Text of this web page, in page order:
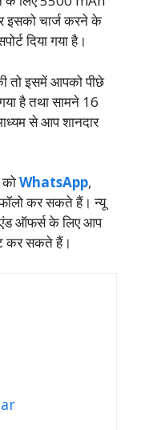
इसको चार्ज करने के
दिया गया है।
तो इसमें आपको पीछे
है तथा सामने 16
से आप शानदार
WhatsApp,
कर सकते हैं। न्‍यू
एंड ऑफर्स के लिए आप
कर सकते हैं।